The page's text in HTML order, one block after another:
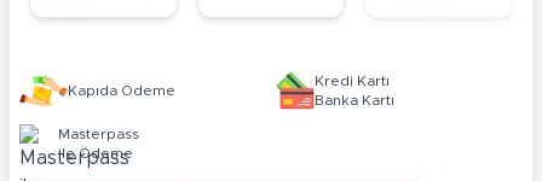
Kapıda Ödeme
Kredi Kartı
Banka Kartı
Masterpass
ile Ödeme